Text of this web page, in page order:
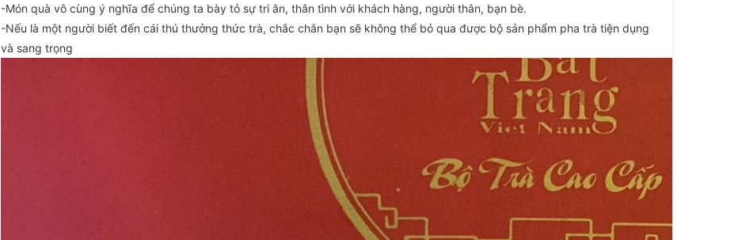
-Món quà vô cùng ý nghĩa để chúng ta bày tỏ sự tri ân, thân tình với khách hàng, người thân, bạn bè.
-Nếu là một người biết đến cái thú thưởng thức trà, chắc chắn bạn sẽ không thể bỏ qua được bộ sản phẩm pha trà tiện dụng
và sang trọng